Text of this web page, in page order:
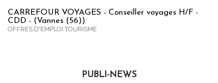
CARREFOUR VOYAGES - Conseiller voyages H/F -
CDD - (Vannes (56))
OFFRES D'EMPLOI TOURISME
PUBLI-NEWS